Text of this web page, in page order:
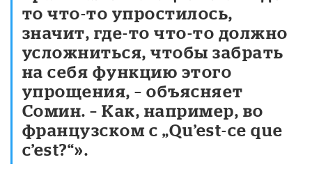
то что-то упростилось,
значит, где-то что-то должно
усложниться, чтобы забрать
на себя функцию этого
упрощения, – объясняет
Сомин. – Как, например, во
французском с „Qu’est-ce que
c’est?“».